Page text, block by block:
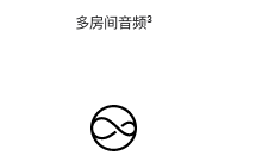
多房间音频脚
³